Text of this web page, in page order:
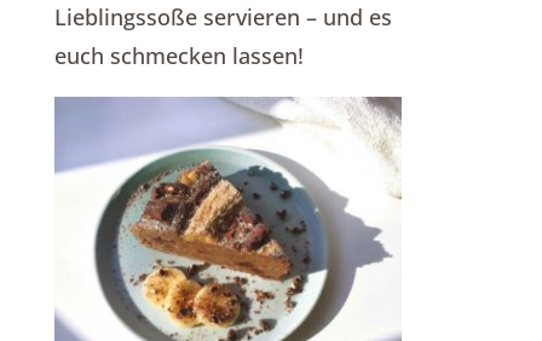
Lieblingssoße servieren – und es
euch schmecken lassen!